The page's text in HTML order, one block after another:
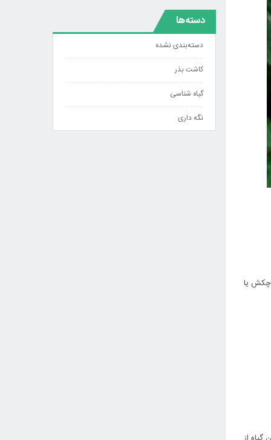
چکش یا
دسته‌ها
دسته‌بندی نشده
کاشت بذر
گیاه شناسی
نگه داری